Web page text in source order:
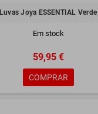
Luvas Joya ESSENTIAL Verde
Em stock
59,95 €
COMPRAR